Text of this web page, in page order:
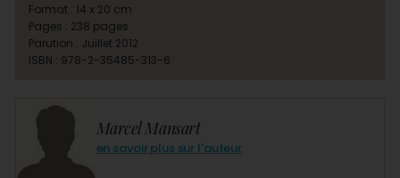
Marcel Mansart
en savoir plus sur l'auteur
Format : 14 x 20 cm
Pages : 238 pages
Parution : Juillet 2012
ISBN : 978-2-35485-313-6